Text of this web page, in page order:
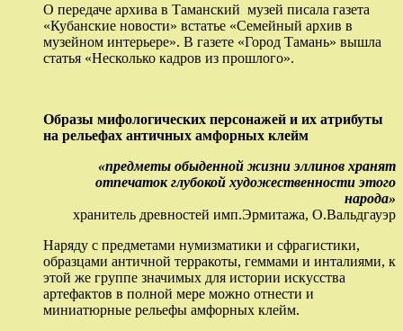
О передаче архива в Таманский музей писала газета
«Кубанские новости» встатье «Семейный архив в
музейном интерьере». В газете «Город Тамань» вышла
статья «Несколько кадров из прошлого».
Образы мифологических персонажей и их атрибуты
на рельефах античных амфорных клейм
«предметы обыденной жизни эллинов хранят
отпечаток глубокой художественности этого
народа»
хранитель древностей имп.Эрмитажа, О.Вальдгауэр
Наряду с предметами нумизматики и сфрагистики,
образцами античной терракоты, геммами и инталиями, к
этой же группе значимых для истории искусства
артефактов в полной мере можно отнести и
миниатюрные рельефы амфорных клейм.